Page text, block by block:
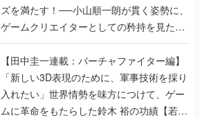
【田中圭一連載：バーチャファイター編】
「新しい3D表現のために、軍事技術を採り
入れたい」世界情勢を味方につけて、ゲー
ムに革命をもたらした鈴木 裕の功績【若ゲ
のいたり】
【田中圭一：若ゲのいたり】ゲーム開発統
合環境「Unreal Engine」最新バージョン